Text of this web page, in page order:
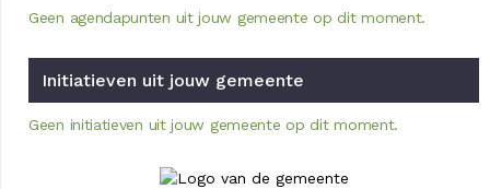
Geen agendapunten uit jouw gemeente op dit moment.
Initiatieven uit jouw gemeente
Geen initiatieven uit jouw gemeente op dit moment.